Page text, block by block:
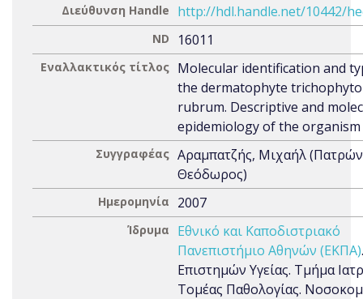
Διεύθυνση Handle http://hdl.handle.net/10442/
ND 16011
Εναλλακτικός τίτλος Molecular identification and
the dermatophyte
rubrum. Descriptive and
epidemiology of the organism
Συγγραφέας Αραμπατζής, Μιχαήλ
Θεόδωρος)
Ημερομηνία 2007
Ίδρυμα
Εθνικό και Καποδιστριακό
Πανεπιστήμιο Αθηνών (ΕΚΠΑ)
Επιστημών Υγείας. Τμήμα
Τομέας Παθολογίας.